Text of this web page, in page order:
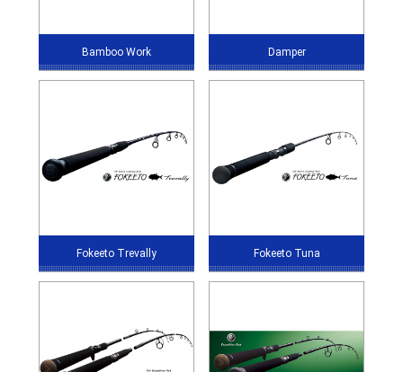
Bamboo Work Damper
Fokeeto Trevally Fokeeto Tuna